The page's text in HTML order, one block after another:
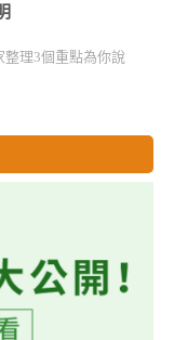
理3個重點為你說